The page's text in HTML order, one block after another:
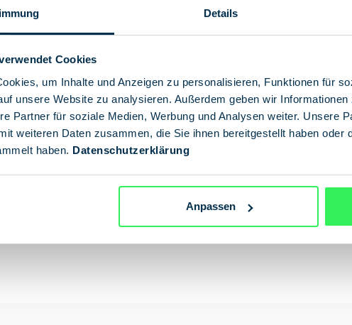
Details
Cookies
um Inhalte und Anzeigen zu personalisieren, Funktionen für
unsere Website zu analysieren. Außerdem geben wir
Partner für soziale Medien, Werbung und Analysen weiter. Unsere
weiteren Daten zusammen, die Sie ihnen bereitgestellt haben oder
haben. Datenschutzerklärung
Anpassen
„Spion“ tragen? Bescheuert oder genial? Mit
Trenchcoat oder Smoking!